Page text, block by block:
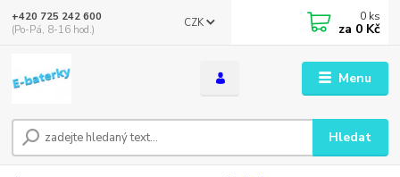
Menu
CZK
Hledat
+420 725 242 600
(Po-Pá, 8-16 hod.)
0 ks
za 0 Kč